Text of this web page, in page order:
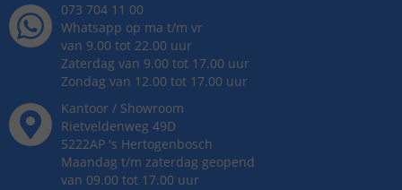
073 704 11 00
Whatsapp op ma t/m vr
van 9.00 tot 22.00 uur
Zaterdag van 9.00 tot 17.00 uur
Zondag van 12.00 tot 17.00 uur
Kantoor / Showroom
Rietveldenweg 49D
5222AP 's Hertogenbosch
Maandag t/m zaterdag geopend
van 09.00 tot 17.00 uur